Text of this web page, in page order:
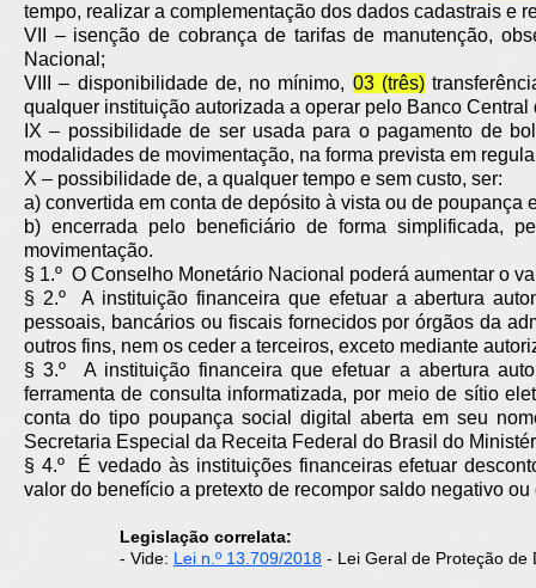
tempo, realizar a complementação dos dados cadastrais e
VII – isenção de cobrança de tarifas de manutenção,
Nacional;
VIII – disponibilidade de, no mínimo, 03 (três)
qualquer instituição autorizada a operar pelo Banco Central
IX – possibilidade de ser usada para o pagamento de
modalidades de movimentação, na forma prevista em
X – possibilidade de, a qualquer tempo e sem custo, ser:
a) convertida em conta de depósito à vista ou de poupança
b) encerrada pelo beneficiário de forma simplificada,
movimentação.
§ 1.º O Conselho Monetário Nacional poderá aumentar o
§ 2.º A instituição financeira que efetuar a abertura
pessoais, bancários ou fiscais fornecidos por órgãos da
outros fins, nem os ceder a terceiros, exceto mediante
§ 3.º A instituição financeira que efetuar a abertura
ferramenta de consulta informatizada, por meio de sítio
conta do tipo poupança social digital aberta em seu
Secretaria Especial da Receita Federal do Brasil do
§ 4.º É vedado às instituições financeiras efetuar
valor do benefício a pretexto de recompor saldo negativo
Legislação correlata:
- Vide: Lei n.º 13.709/2018 - Lei Geral de Proteção de